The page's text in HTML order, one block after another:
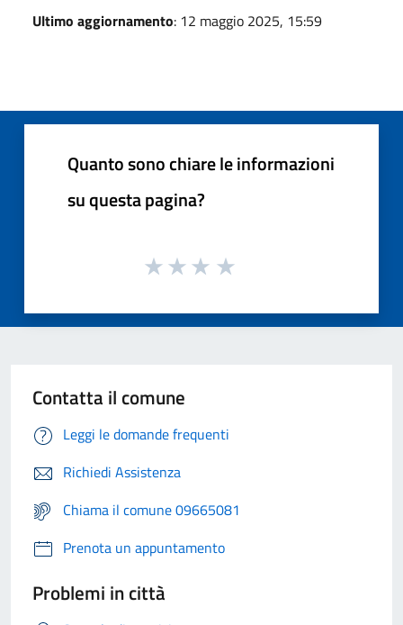
Ultimo aggiornamento: 12 maggio 2025, 15:59
Quanto sono chiare le informazioni
su questa pagina?
Contatta il comune
Leggi le domande frequenti
Richiedi Assistenza
Chiama il comune 09665081
Prenota un appuntamento
Problemi in città